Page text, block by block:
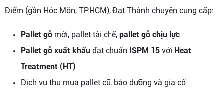
Điểm (gần Hóc Môn, TP.HCM), Đạt Thành chuyên cung cấp:
Pallet gỗ mới, pallet tái chế, pallet gỗ chịu lực
Pallet gỗ xuất khẩu đạt chuẩn ISPM 15 với Heat
Treatment (HT)
Dịch vụ thu mua pallet cũ, bảo dưỡng và gia cố